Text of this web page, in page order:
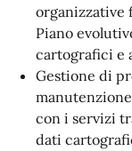
organizzative
Piano
cartografici e
Gestione di
con i servizi
dati